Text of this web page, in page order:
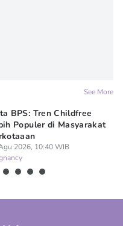
See More
BPS: Tren Childfree
Populer di Masyarakat
2026, 10:40 WIB